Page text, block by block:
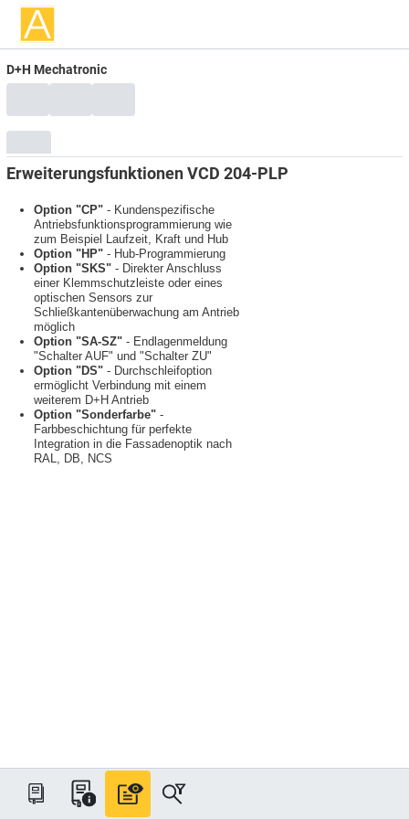
D+H Mechatronic
Erweiterungsfunktionen VCD 204-PLP
Option "CP" - Kundenspezifische
Antriebsfunktionsprogrammierung wie
zum Beispiel Laufzeit, Kraft und Hub
Option "HP" - Hub-Programmierung
Option "SKS" - Direkter Anschluss
einer Klemmschutzleiste oder eines
optischen Sensors zur
Schließkantenüberwachung am Antrieb
möglich
Option "SA-SZ" - Endlagenmeldung
"Schalter AUF" und "Schalter ZU"
Option "DS" - Durchschleifoption
ermöglicht Verbindung mit einem
weiterem D+H Antrieb
Option "Sonderfarbe" -
Farbbeschichtung für perfekte
Integration in die Fassadenoptik nach
RAL, DB, NCS